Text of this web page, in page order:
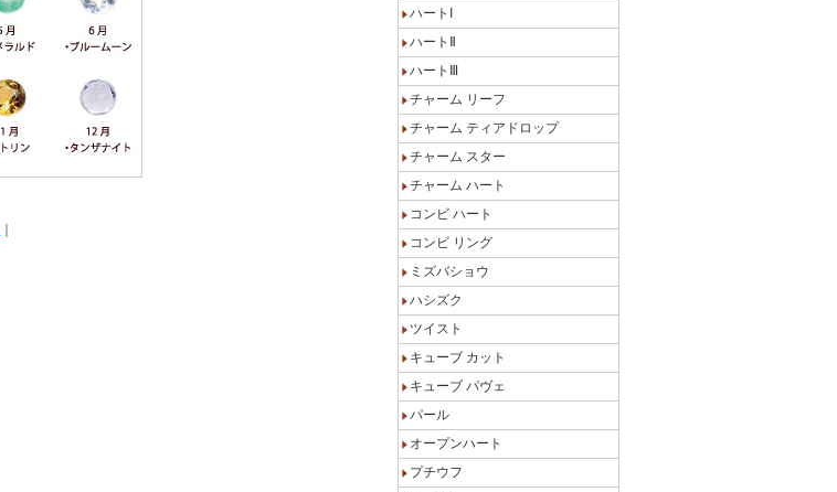
ハートI
ハートⅡ
ハートⅢ
チャーム リーフ
チャーム ティアドロップ
チャーム スター
チャーム ハート
コンビ ハート
コンビ リング
ミズバショウ
ハシズク
ツイスト
キューブ カット
キューブ パヴェ
パール
オープンハート
プチウフ